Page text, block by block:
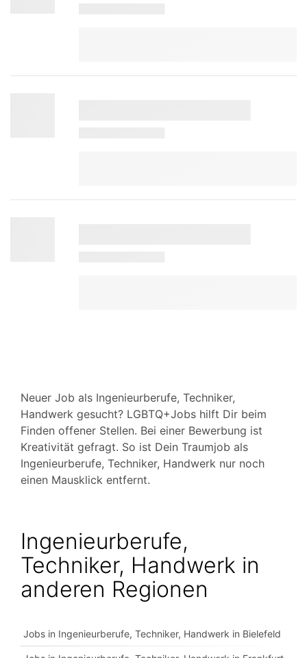
Neuer Job als Ingenieurberufe, Techniker,
Handwerk gesucht? LGBTQ+Jobs hilft Dir beim
Finden offener Stellen. Bei einer Bewerbung ist
Kreativität gefragt. So ist Dein Traumjob als
Ingenieurberufe, Techniker, Handwerk nur noch
einen Mausklick entfernt.
Ingenieurberufe,
Techniker, Handwerk in
anderen Regionen
Jobs in Ingenieurberufe, Techniker, Handwerk in Bielefeld